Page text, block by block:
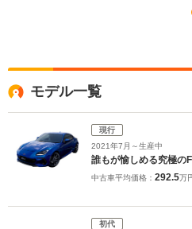
モデル一覧
現行
2021年7月～生産中
誰もが愉しめる究極の
中古車平均価格： 292.5万
初代